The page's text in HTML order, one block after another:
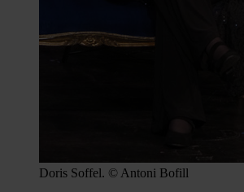
Doris Soffel. © Antoni Bofill